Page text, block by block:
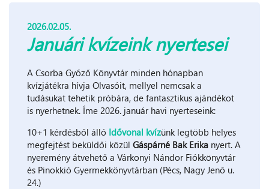
2026.02.05.
Januári kvízeink nyertesei
A Csorba Győző Könyvtár minden hónapban
kvízjátékra hívja Olvasóit, mellyel nemcsak a
tudásukat tehetik próbára, de fantasztikus ajándékot
is nyerhetnek. Íme 2026. január havi nyerteseink:
10+1 kérdésből álló Idővonal kvízünk legtöbb helyes
megfejtést beküldői közül Gáspárné Bak Erika nyert. A
nyeremény átvehető a Várkonyi Nándor Fiókkönyvtár
és Pinokkió Gyermekkönyvtárban (Pécs, Nagy Jenő u.
24.)